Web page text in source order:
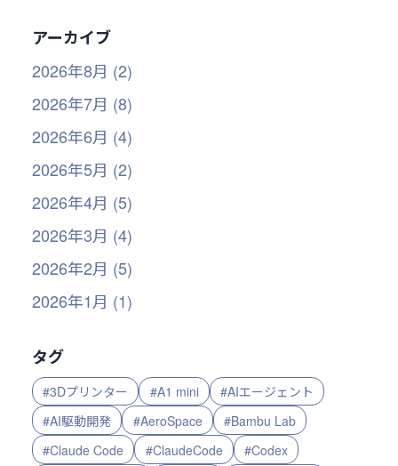
アーカイブ
2026年8月 (2)
2026年7月 (8)
2026年6月 (4)
2026年5月 (2)
2026年4月 (5)
2026年3月 (4)
2026年2月 (5)
2026年1月 (1)
タグ
#3Dプリンター #A1 mini
#AIエージェント
#AI駆動開発
#AeroSpace
#Bambu Lab
#Claude Code
#ClaudeCode
#Codex